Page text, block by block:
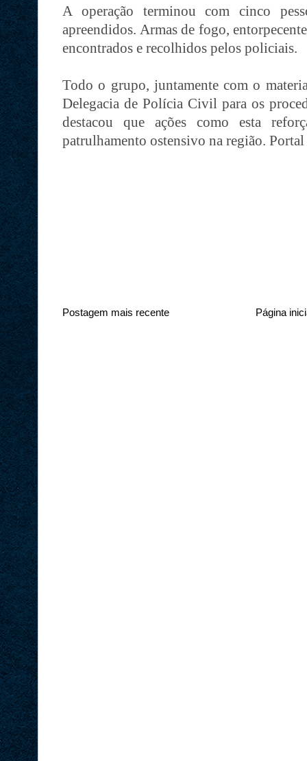
A operação terminou com cinco
apreendidos. Armas de fogo,
encontrados e recolhidos pelos policiais.
Todo o grupo, juntamente com o
Delegacia de Polícia Civil para os
destacou que ações como esta
patrulhamento ostensivo na região.
Postagem mais recente Página